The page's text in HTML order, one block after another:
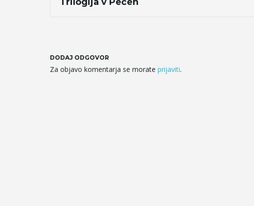
DODAJ ODGOVOR
Za objavo komentarja se morate prijaviti.